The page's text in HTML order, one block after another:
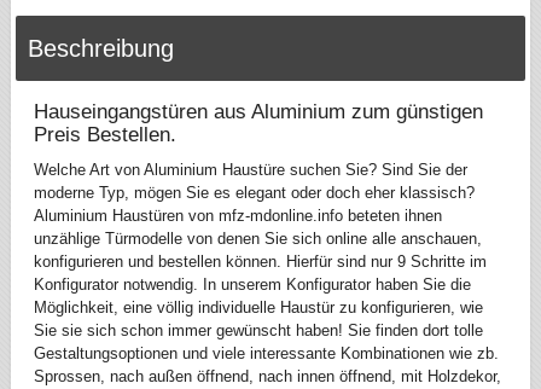
Beschreibung
Hauseingangstüren aus Aluminium zum günstigen
Preis Bestellen.
Welche Art von Aluminium Haustüre suchen Sie? Sind Sie der
moderne Typ, mögen Sie es elegant oder doch eher klassisch?
Aluminium Haustüren von mfz-mdonline.info beteten ihnen
unzählige Türmodelle von denen Sie sich online alle anschauen,
konfigurieren und bestellen können. Hierfür sind nur 9 Schritte im
Konfigurator notwendig. In unserem Konfigurator haben Sie die
Möglichkeit, eine völlig individuelle Haustür zu konfigurieren, wie
Sie sie sich schon immer gewünscht haben! Sie finden dort tolle
Gestaltungsoptionen und viele interessante Kombinationen wie zb.
Sprossen, nach außen öffnend, nach innen öffnend, mit Holzdekor,